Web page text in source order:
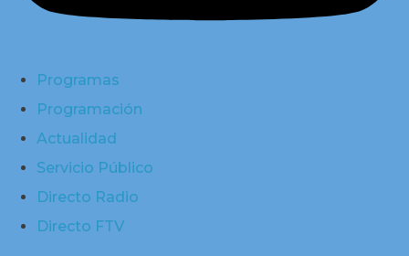
Programas
Programación
Actualidad
Servicio Público
Directo Radio
Directo FTV